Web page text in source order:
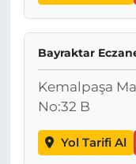
Bayraktar
Kemalpaşa
No:32 B
Yol Tarifi Al